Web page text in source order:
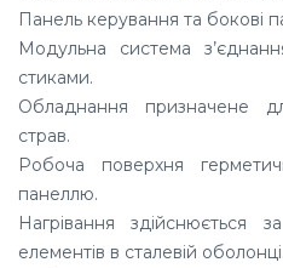
Панель керування та бокові
Модульна система
стиками.
Обладнання призначене
страв.
Робоча поверхня
панеллю.
Нагрівання здійснюється
елементів в сталевій оболонці.